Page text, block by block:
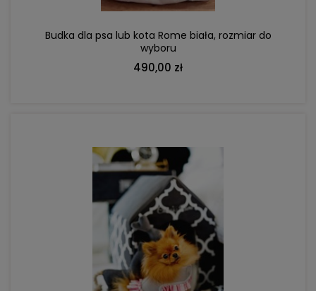
Budka dla psa lub kota Rome biała, rozmiar do
wyboru
490,00 zł
DO KOSZYKA